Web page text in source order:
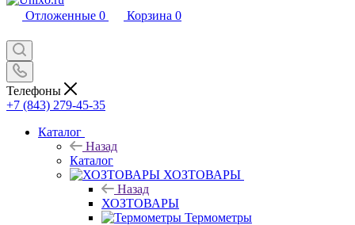
Отложенные 0 Корзина 0
Телефоны
+7 (843) 279-45-35
Каталог
Назад
Каталог
ХОЗТОВАРЫ
Назад
ХОЗТОВАРЫ
Термометры